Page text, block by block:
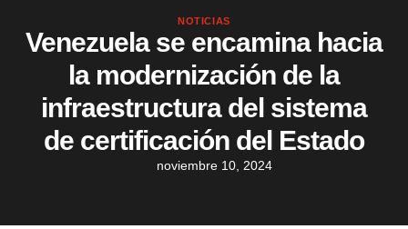
NOTICIAS
Venezuela se encamina hacia
la modernización de la
infraestructura del sistema
de certificación del Estado
noviembre 10, 2024